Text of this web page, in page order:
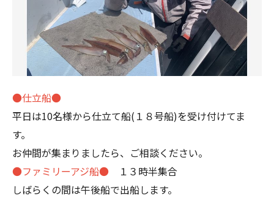
●仕立船●
平日は10名様から仕立て船(１８号船)を受け付けてま
す。
お仲間が集まりましたら、ご相談ください。
●ファミリーアジ船● １３時半集合
しばらくの間は午後船で出船します。